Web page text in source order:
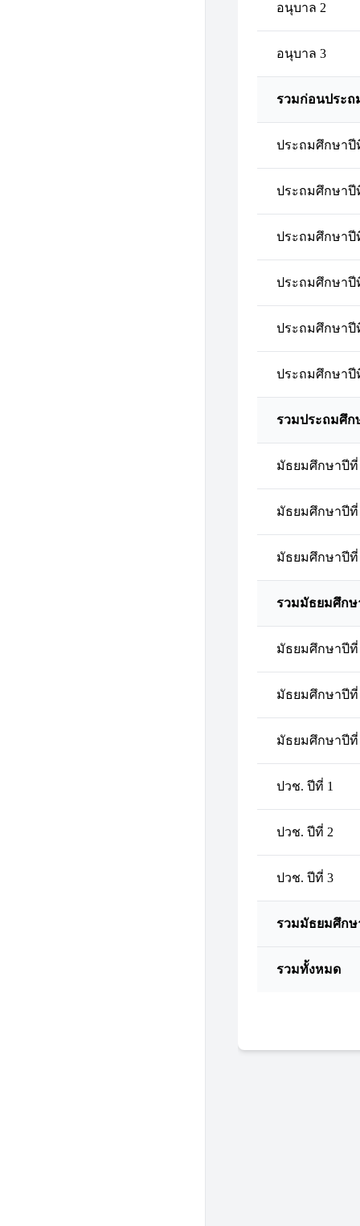
อนุบาล 2
อนุบาล 3
รวมก่อนประถ
ประถมศึกษาปี
ประถมศึกษาปี
ประถมศึกษาปี
ประถมศึกษาปี
ประถมศึกษาปี
ประถมศึกษาปี
รวมประถมศึก
มัธยมศึกษาปีที่
มัธยมศึกษาปีที่
มัธยมศึกษาปีที่
รวมมัธยมศึก
มัธยมศึกษาปีที่
มัธยมศึกษาปีที่
มัธยมศึกษาปีที่
ปวช. ปีที่ 1
ปวช. ปีที่ 2
ปวช. ปีที่ 3
รวมมัธยมศึกษ
รวมทั้งหมด